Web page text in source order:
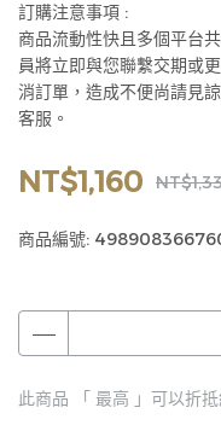
訂購注意事項 :
商品流動性快且多個平台
員將立即與您聯繫交期或
消訂單，造成不便尚請見
客服。
NT$1,160
商品編號:
此商品 「 最高 」可以折